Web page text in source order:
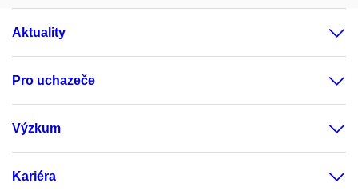
Aktuality
Pro uchazeče
Výzkum
Kariéra